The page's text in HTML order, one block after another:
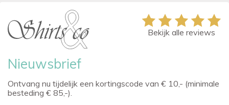
Nieuwsbrief
Ontvang nu tijdelijk een kortingscode van € 10,- (minimale
besteding € 85,-).
Bekijk alle reviews